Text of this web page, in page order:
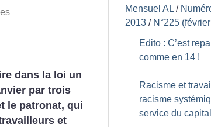
dans la loi un
par trois
le patronat, qui
et
Mensuel AL /
2013 / N°225
Edito : C’est
comme en 14 !
Racisme et
racisme
service du capital